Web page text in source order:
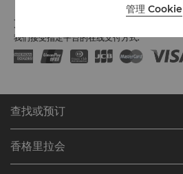
支付方式
我们接受指定平台的在线支付方式:
查找或预订
查找预订
香格里拉会
管理 Cookie